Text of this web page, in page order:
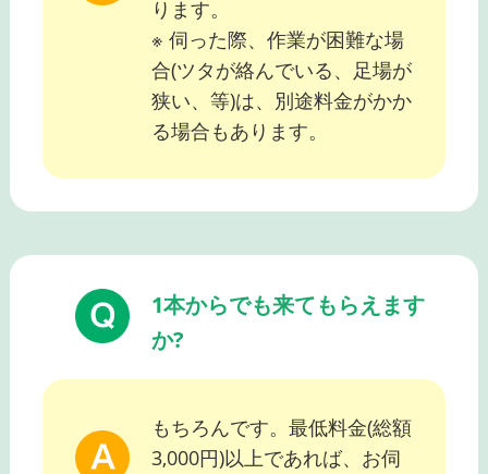
ります。
※ 伺った際、作業が困難な場
合(ツタが絡んでいる、足場が
狭い、等)は、別途料金がかか
る場合もあります。
1本からでも来てもらえます
か?
もちろんです。最低料金(総額
3,000円)以上であれば、お伺